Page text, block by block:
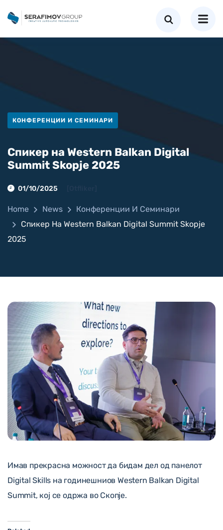
КОНФЕРЕНЦИИ И СЕМИНАРИ
Спикер на Western Balkan Digital
Summit Skopje 2025
01/10/2025
Home News
Конференции И Семинари
Спикер На Western Balkan Digital Summit Skopje
2025
Имав прекрасна можност да бидам дел од панелот
Digital Skills на годинешниов Western Balkan Digital
Summit, кој се одржа во Скопје.